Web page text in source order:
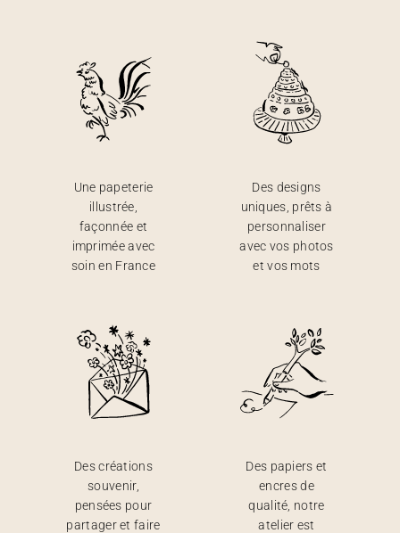
Une papeterie
illustrée,
façonnée et
imprimée avec
soin en France
Des designs
uniques, prêts à
personnaliser
avec vos photos
et vos mots
Des créations
souvenir,
pensées pour
partager et faire
Des papiers et
encres de
qualité, notre
atelier est